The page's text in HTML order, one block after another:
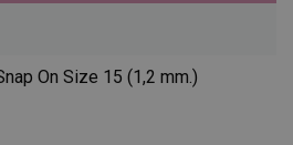
On Size 15 (1,2 mm.)